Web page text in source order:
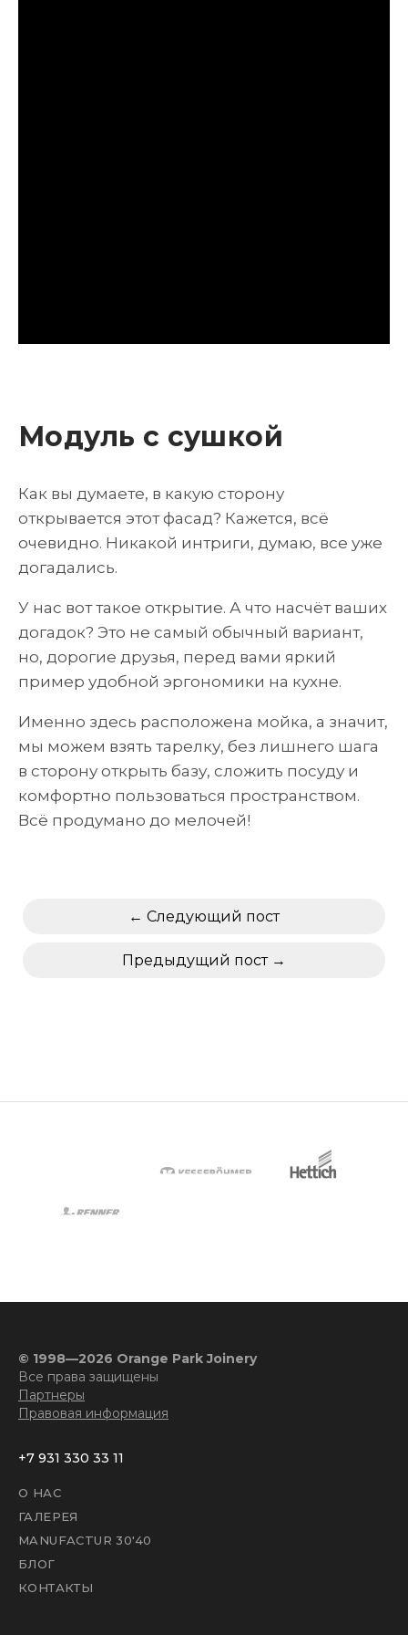
Модуль с сушкой
Как вы думаете, в какую сторону
открывается этот фасад? Кажется, всё
очевидно. Никакой интриги, думаю, все уже
догадались.
У нас вот такое открытие. А что насчёт ваших
догадок? Это не самый обычный вариант,
но, дорогие друзья, перед вами яркий
пример удобной эргономики на кухне.
Именно здесь расположена мойка, а значит,
мы можем взять тарелку, без лишнего шага
в сторону открыть базу, сложить посуду и
комфортно пользоваться пространством.
Всё продумано до мелочей!
Предыдущий пост
Следующий пост
© 1998—2026 Orange Park Joinery
Все права защищены
Партнеры
Правовая информация
+7 931 330 33 11
О НАС
ГАЛЕРЕЯ
MANUFACTUR 30'40
БЛОГ
КОНТАКТЫ